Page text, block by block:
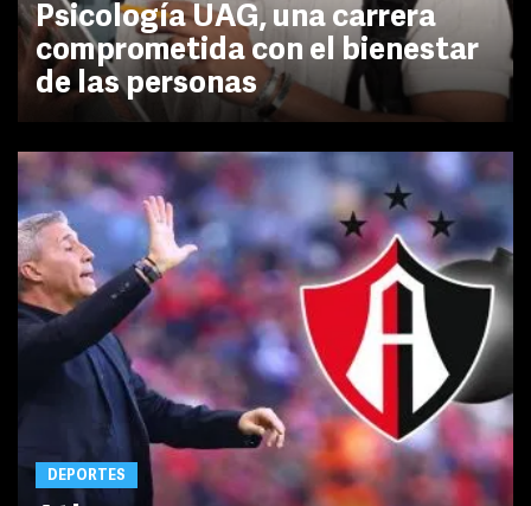
Psicología UAG, una carrera
comprometida con el bienestar
de las personas
DEPORTES